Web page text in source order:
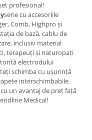
profesional!
serie cu accesoriile
Comb, Highpro și
de bază, cablu de
inclusiv material
terapeuți și naturopați
electrodului
schimba cu ușurință
interschimbabile.
un avantaj de preț față
Medical!